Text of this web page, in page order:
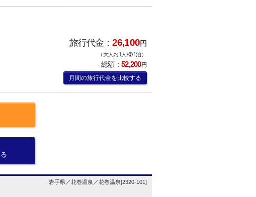
旅行代金：26,100円
（大人お1人様/1泊）
総額： 52,200円
月間の旅行代金を比較する
岩手県／花巻温泉／花巻温泉[2320-101]